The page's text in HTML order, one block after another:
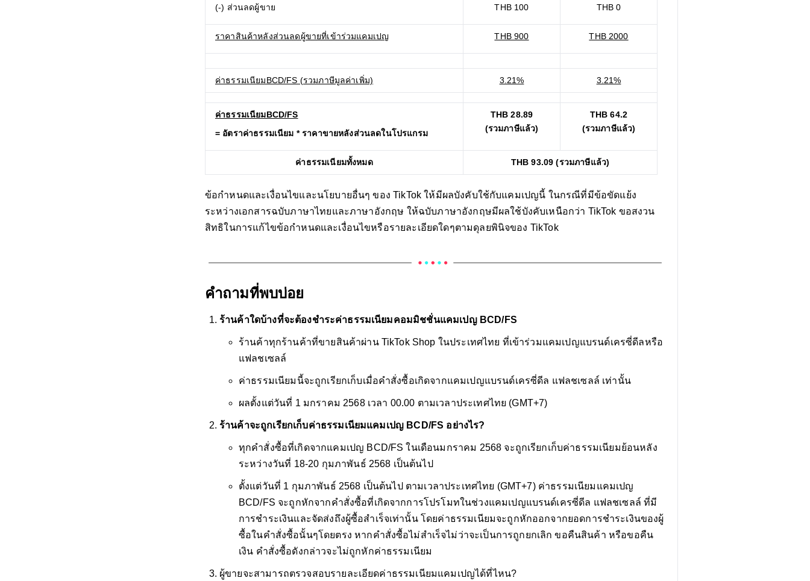
(-) ส่วนลดผู้ขาย THB 100 THB 0
ราคาสินค้าหลังส่วนลดผู้ขายที่เข้าร่วมแคมเปญ THB 900 THB 2000
ค่าธรรมเนียมBCD/FS (รวมภาษีมูลค่าเพิ่ม) 3.21% 3.21%
ค่าธรรมเนียมBCD/FS
= อัตราค่าธรรมเนียม * ราคาขายหลังส่วนลดในโปรแกรม
THB 28.89
(รวมภาษีแล้ว)
THB 64.2
(รวมภาษีแล้ว)
ค่าธรรมเนียมทั้งหมด THB 93.09(รวมภาษีแล้ว)
ข้อกำหนดและเงื่อนไขและนโยบายอื่นๆ ของ TikTok ให้มีผลบังคับใช้กับแคมเปญนี้ ในกรณีที่มีข้อขัดแย้ง
ระหว่างเอกสารฉบับภาษาไทยและภาษาอังกฤษ ให้ฉบับภาษาอังกฤษมีผลใช้บังคับเหนือกว่า TikTok ขอสงวน
สิทธิในการแก้ไขข้อกำหนดและเงื่อนไขหรือรายละเอียดใดๆตามดุลยพินิจของ TikTok
คำถามที่พบบ่อย
ร้านค้าใดบ้างที่จะต้องชำระค่าธรรมเนียมคอมมิชชั่นแคมเปญ BCD/FS
ร้านค้าทุกร้านค้าที่ขายสินค้าผ่าน TikTok Shop ในประเทศไทย ที่เข้าร่วมแคมเปญแบรนด์เครซี่ดีลหรือ
แฟลชเซลล์
ค่าธรรมเนียมนี้จะถูกเรียกเก็บเมื่อคำสั่งซื้อเกิดจากแคมเปญแบรนด์เครซี่ดีล แฟลชเซลล์ เท่านั้น
ผลตั้งแต่วันที่ 1 มกราคม 2568 เวลา 00.00 ตามเวลาประเทศไทย (GMT+7)
ร้านค้าจะถูกเรียกเก็บค่าธรรมเนียมแคมเปญ BCD/FS อย่างไร?
ทุกคำสั่งซื้อที่เกิดจากแคมเปญ BCD/FS ในเดือนมกราคม 2568 จะถูกเรียกเก็บค่าธรรมเนียมย้อนหลัง
ระหว่างวันที่ 18-20 กุมภาพันธ์ 2568 เป็นต้นไป
ตั้งแต่วันที่ 1 กุมภาพันธ์ 2568 เป็นต้นไป ตามเวลาประเทศไทย (GMT+7) ค่าธรรมเนียมแคมเปญ
BCD/FS จะถูกหักจากคำสั่งซื้อที่เกิดจากการโปรโมทในช่วงแคมเปญแบรนด์เครซี่ดีล แฟลชเซลล์ ที่มี
การชำระเงินและจัดส่งถึงผู้ซื้อสำเร็จเท่านั้น โดยค่าธรรมเนียมจะถูกหักออกจากยอดการชำระเงินของผู้
ซื้อในคำสั่งซื้อนั้นๆโดยตรง หากคำสั่งซื้อไม่สำเร็จไม่ว่าจะเป็นการถูกยกเลิก ขอคืนสินค้า หรือขอคืน
เงิน คำสั่งซื้อดังกล่าวจะไม่ถูกหักค่าธรรมเนียม
ผู้ขายจะสามารถตรวจสอบรายละเอียดค่าธรรมเนียมแคมเปญได้ที่ไหน?